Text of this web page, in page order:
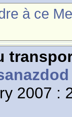
à ce
2007 :